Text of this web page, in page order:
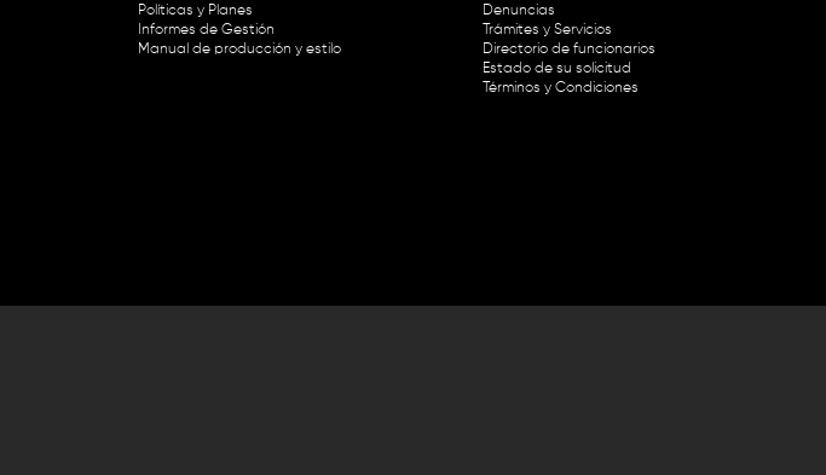
Políticas y Planes
Informes de Gestión
Manual de producción y estilo
Denuncias
Trámites y Servicios
Directorio de funcionarios
Estado de su solicitud
Términos y Condiciones